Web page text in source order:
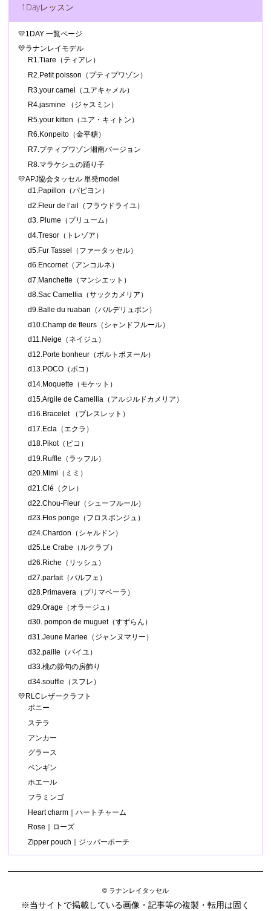
1Dayレッスン
💛1DAY 一覧ページ
💛ラナンレイモデル
R1.Tiare（ティアレ）
R2.Petit poisson（プティプワゾン）
R3.your camel（ユアキャメル）
R4.jasmine （ジャスミン）
R5.your kitten（ユア・キィトン）
R6.Konpeito（金平糖）
R7.プティプワゾン湘南バージョン
R8.マラケシュの踊り子
💛APJ協会タッセル 単発model
d1.Papillon（パピヨン）
d2.Fleur de l’ail（フラウドライユ）
d3. Plume（プリューム）
d4.Tresor（トレゾア）
d5.Fur Tassel（ファータッセル）
d6.Encornet（アンコルネ）
d7.Manchette（マンシエット）
d8.Sac Camellia（サックカメリア）
d9.Balle du ruaban（バルデリュボン）
d10.Champ de fleurs（シャンドフルール）
d11.Neige（ネイジュ）
d12.Porte bonheur（ポルトボヌール）
d13.POCO（ポコ）
d14.Moquette（モケット）
d15.Argile de Camellia（アルジルドカメリア）
d16.Bracelet （ブレスレット）
d17.Ecla（エクラ）
d18.Pikot（ピコ）
d19.Ruffle（ラッフル）
d20.Mimi（ミミ）
d21.Clé（クレ）
d22.Chou-Fleur（シューフルール）
d23.Flos ponge（フロスポンジュ）
d24.Chardon（シャルドン）
d25.Le Crabe（ルクラブ）
d26.Riche（リッシュ）
d27.parfait（パルフェ）
d28.Primavera（プリマベーラ）
d29.Orage（オラージュ）
d30. pompon de muguet（すずらん）
d31.Jeune Mariee（ジャンヌマリー）
d32.paille（パイユ）
d33.桃の節句の房飾り
d34.souffle（スフレ）
💛RLCレザークラフト
ポニー
ステラ
アンカー
グラース
ペンギン
ホエール
フラミンゴ
Heart charm｜ハートチャーム
Rose｜ローズ
Zipper pouch｜ジッパーポーチ
© ラナンレイタッセル
※当サイトで掲載している画像・記事等の複製・転用は固く